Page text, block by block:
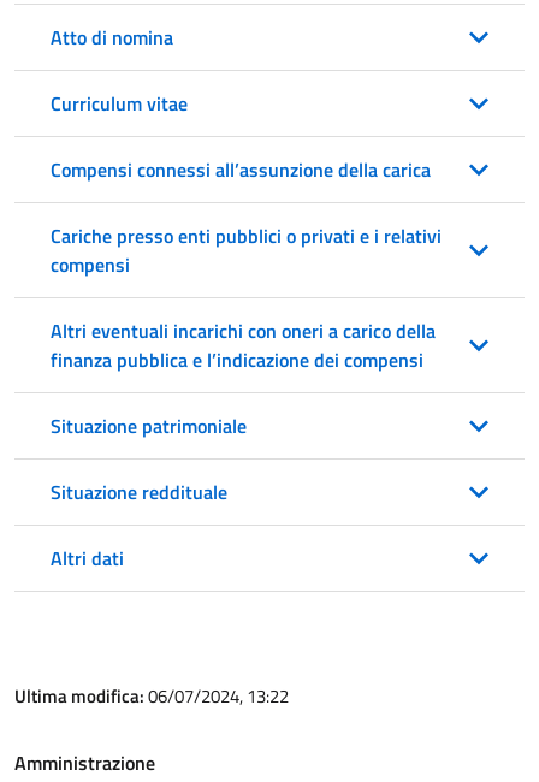
Atto di nomina
Curriculum vitae
Compensi connessi all’assunzione della carica
Cariche presso enti pubblici o privati e i relativi
compensi
Altri eventuali incarichi con oneri a carico della
finanza pubblica e l’indicazione dei compensi
Situazione patrimoniale
Situazione reddituale
Altri dati
Ultima modifica:06/07/2024, 13:22
Amministrazione